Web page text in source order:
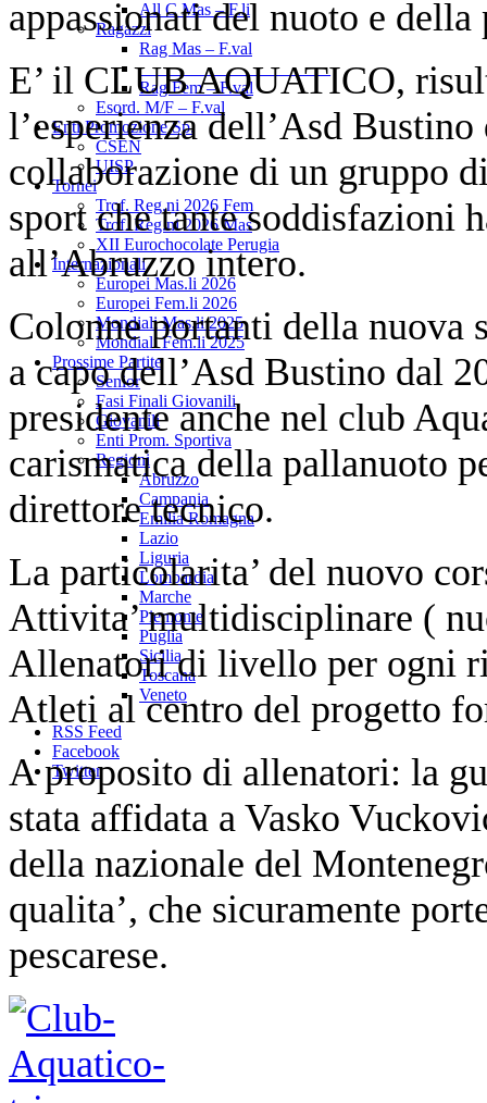
All C Mas – F.li
Ragazzi
Rag Mas – F.val
______________________
Rag Fem – F.val
Esord. M/F – F.val
Enti Promozione Sp.
CSEN
UISP
Tornei
Trof. Reg.ni 2026 Fem
Trof. Reg.ni 2026 Mas
XII Eurochocolate Perugia
Internazionali
Europei Mas.li 2026
Europei Fem.li 2026
Mondiali Mas.li 2025
Mondiali Fem.li 2025
Prossime Partite
Senior
Fasi Finali Giovanili
Giovanili
Enti Prom. Sportiva
Regioni
Abruzzo
Campania
Emilia Romagna
Lazio
Liguria
Lombardia
Marche
Piemonte
Puglia
Sicilia
Toscana
Veneto
RSS Feed
Facebook
Twitter
appassionati del nuoto e della
E’ il CLUB AQUATICO,
l’esperienza dell’Asd
collaborazione di un gruppo
sport che tante soddisfazioni
all’Abruzzo intero.
Colonne portanti della nuova
a capo dell’Asd Bustino dal
presidente anche nel club
carismatica della pallanuoto
direttore tecnico.
La particolarita’ del nuovo
Attivita’ multidisciplinare (
Allenatori di livello per ogni
Atleti al centro del progetto
A proposito di allenatori: la
stata affidata a Vasko
della nazionale del
qualita’, che sicuramente
pescarese.